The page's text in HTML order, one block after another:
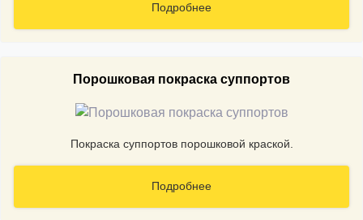
Подробнее
Порошковая покраска суппортов
Покраска суппортов порошковой краской.
Подробнее